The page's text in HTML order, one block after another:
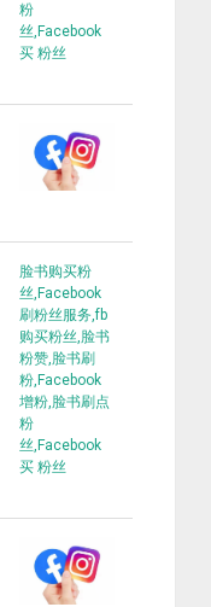
粉
丝,Facebook
买 粉丝
脸书购买粉
丝,Facebook
刷粉丝服务,fb
购买粉丝,脸书
粉赞,脸书刷
粉,Facebook
增粉,脸书刷点
粉
丝,Facebook
买 粉丝